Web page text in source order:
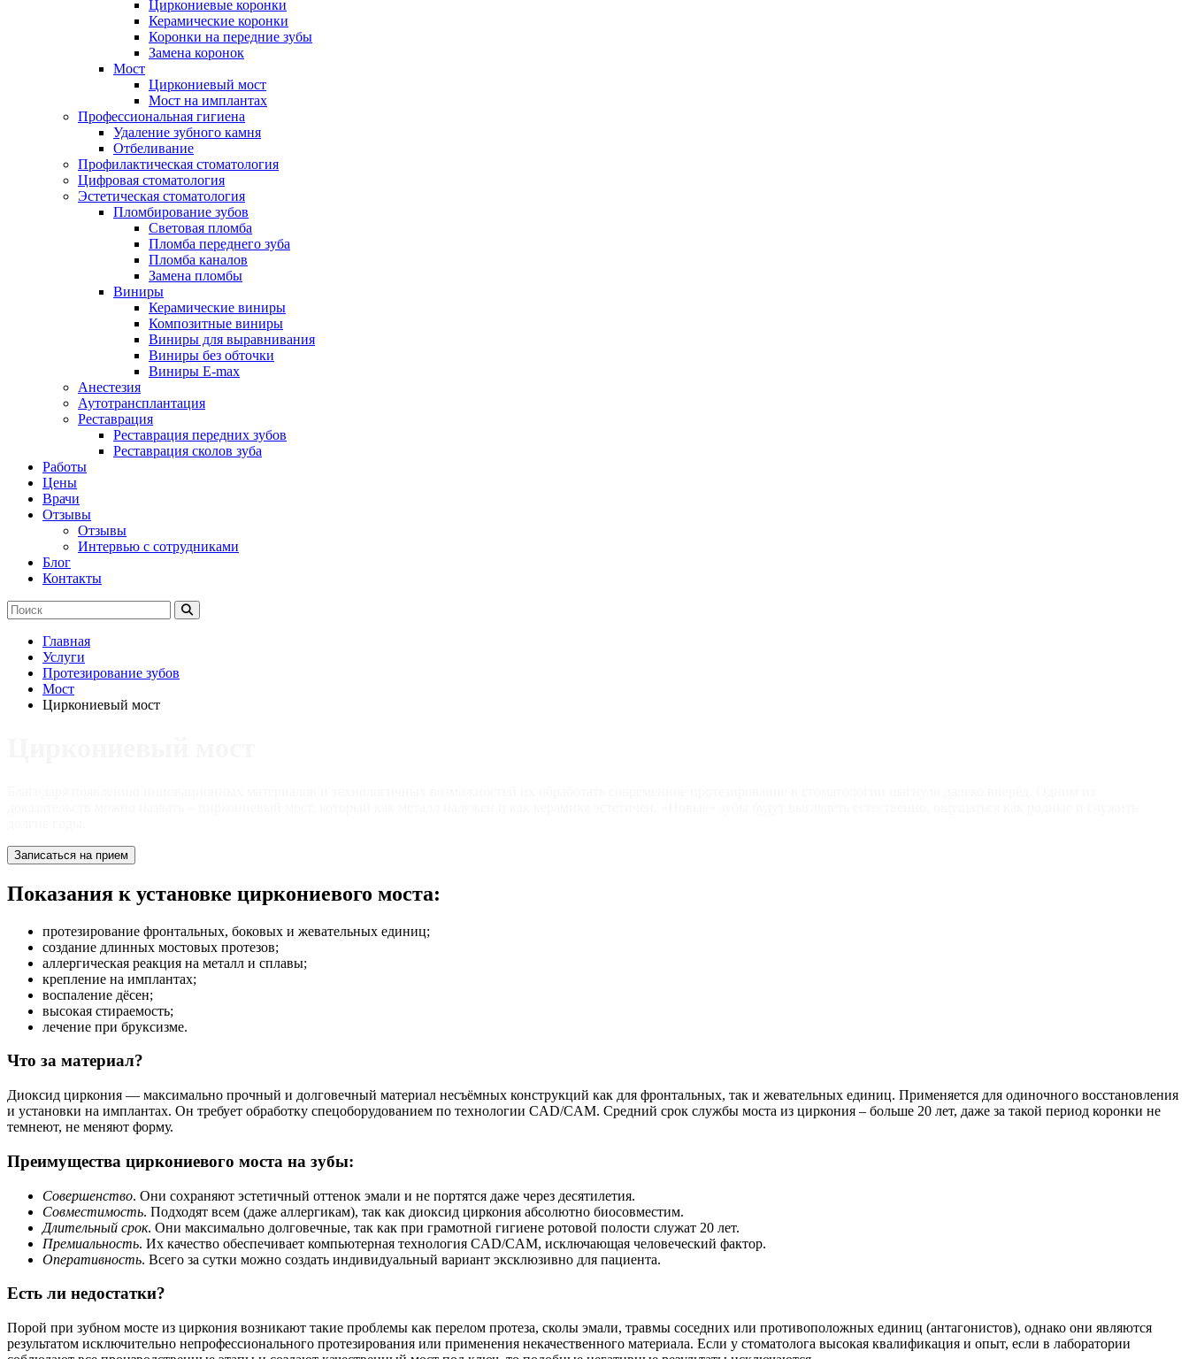
Циркониевые коронки
Керамические коронки
Коронки на передние зубы
Замена коронок
Мост
Циркониевый мост
Мост на имплантах
Профессиональная гигиена
Удаление зубного камня
Отбеливание
Профилактическая стоматология
Цифровая стоматология
Эстетическая стоматология
Пломбирование зубов
Световая пломба
Пломба переднего зуба
Пломба каналов
Замена пломбы
Виниры
Керамические виниры
Композитные виниры
Виниры для выравнивания
Виниры без обточки
Виниры E-max
Анестезия
Аутотрансплантация
Реставрация
Реставрация передних зубов
Реставрация сколов зуба
Работы
Цены
Врачи
Отзывы
Отзывы
Интервью с сотрудниками
Блог
Контакты
Главная
Услуги
Протезирование зубов
Мост
Циркониевый мост
Записаться на прием
Показания к установке циркониевого моста:
протезирование фронтальных, боковых и жевательных единиц;
создание длинных мостовых протезов;
аллергическая реакция на металл и сплавы;
крепление на имплантах;
воспаление дёсен;
высокая стираемость;
лечение при бруксизме.
Что за материал?
Диоксид циркония — максимально прочный и долговечный материал несъёмных конструкций как для фронтальных, так и жевательных единиц. Применяется для одиночного восстановления
и установки на имплантах. Он требует обработку спецоборудованием по технологии CAD/CAM. Средний срок службы моста из циркония – больше 20 лет, даже за такой период коронки не
темнеют, не меняют форму.
Преимущества циркониевого моста на зубы:
Совершенство. Они сохраняют эстетичный оттенок эмали и не портятся даже через десятилетия.
Совместимость. Подходят всем (даже аллергикам), так как диоксид циркония абсолютно биосовместим.
Длительный срок. Они максимально долговечные, так как при грамотной гигиене ротовой полости служат 20 лет.
Премиальность. Их качество обеспечивает компьютерная технология CAD/CAM, исключающая человеческий фактор.
Оперативность. Всего за сутки можно создать индивидуальный вариант эксклюзивно для пациента.
Есть ли недостатки?
Порой при зубном мосте из циркония возникают такие проблемы как перелом протеза, сколы эмали, травмы соседних или противоположных единиц (антагонистов), однако они являются
результатом исключительно непрофессионального протезирования или применения некачественного материала. Если у стоматолога высокая квалификация и опыт, если в лаборатории